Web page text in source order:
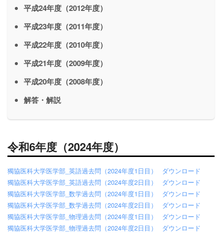
平成24年度（2012年度）
平成23年度（2011年度）
平成22年度（2010年度）
平成21年度（2009年度）
平成20年度（2008年度）
解答・解説
令和6年度（2024年度）
獨協医科大学医学部_英語過去問（2024年度1日目）
ダウンロード
獨協医科大学医学部_英語過去問（2024年度2日目）
ダウンロード
獨協医科大学医学部_数学過去問（2024年度1日目）
ダウンロード
獨協医科大学医学部_数学過去問（2024年度2日目）
ダウンロード
獨協医科大学医学部_物理過去問（2024年度1日目）
ダウンロード
獨協医科大学医学部_物理過去問（2024年度2日目）
ダウンロード